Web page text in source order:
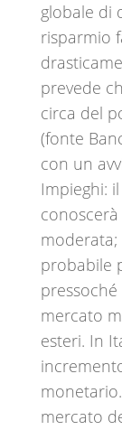
globale di
risparmio
prevede
circa del
(fonte
con un
Impieghi:
probabile
mercato
esteri. In
mercato